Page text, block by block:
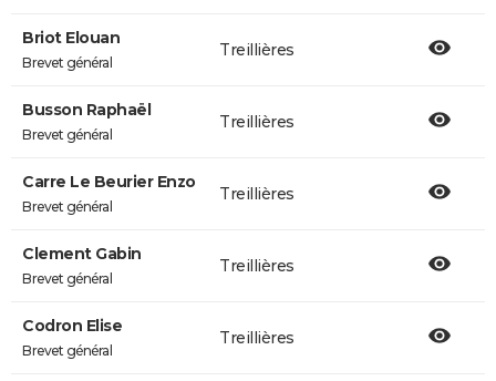
Briot Elouan
Brevet général
Treillières
Busson Raphaël
Brevet général
Treillières
Carre Le Beurier Enzo
Brevet général
Treillières
Clement Gabin
Brevet général
Treillières
Codron Elise
Brevet général
Treillières